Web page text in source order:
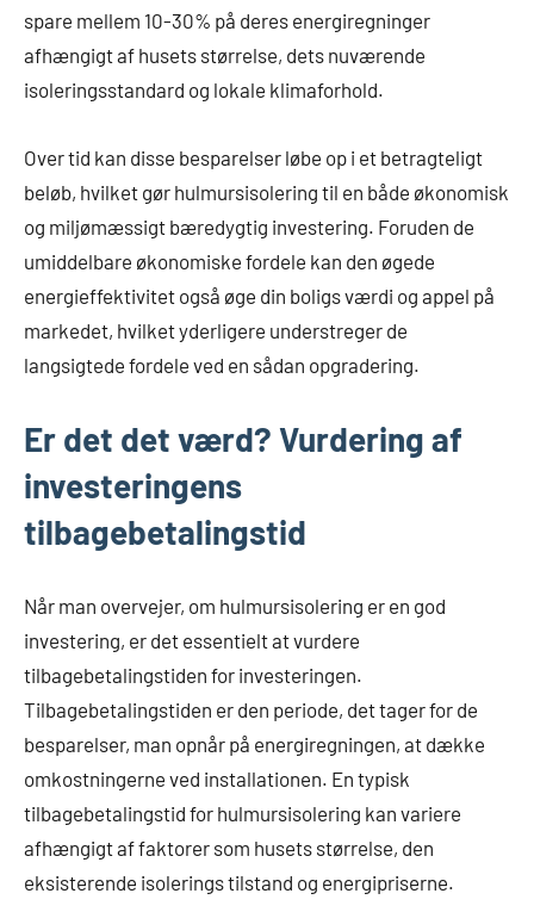
spare mellem 10-30% på deres energiregninger
afhængigt af husets størrelse, dets nuværende
isoleringsstandard og lokale klimaforhold.
Over tid kan disse besparelser løbe op i et betragteligt
beløb, hvilket gør hulmursisolering til en både økonomisk
og miljømæssigt bæredygtig investering. Foruden de
umiddelbare økonomiske fordele kan den øgede
energieffektivitet også øge din boligs værdi og appel på
markedet, hvilket yderligere understreger de
langsigtede fordele ved en sådan opgradering.
Er det det værd? Vurdering af
investeringens
tilbagebetalingstid
Når man overvejer, om hulmursisolering er en god
investering, er det essentielt at vurdere
tilbagebetalingstiden for investeringen.
Tilbagebetalingstiden er den periode, det tager for de
besparelser, man opnår på energiregningen, at dække
omkostningerne ved installationen. En typisk
tilbagebetalingstid for hulmursisolering kan variere
afhængigt af faktorer som husets størrelse, den
eksisterende isolerings tilstand og energipriserne.